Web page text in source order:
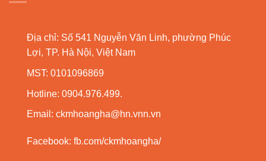
Địa chỉ: Số 541 Nguyễn Văn Linh, phường Phúc
Lợi, TP. Hà Nội, Việt Nam
MST: 0101096869
Hotline: 0904.976.499.
Email: ckmhoangha@hn.vnn.vn
Facebook: fb.com/ckmhoangha/